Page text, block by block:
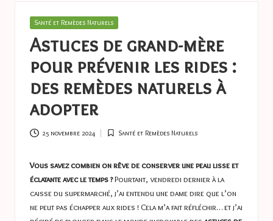
o
n
n
e
s
a
s
t
u
c
Posted
Santé et Remèdes Naturels
Astuces de grand-mère
pour prévenir les rides :
des remèdes naturels à
adopter
25 novembre 2024
Posted
Santé et Remèdes Naturels
Vous savez combien on rêve de conserver une peau lisse et
éclatante avec le temps ?Pourtant, vendredi dernier à la
caisse du supermarché, j’ai entendu une dame dire que l’on
ne peut pas échapper aux rides ! Cela m’a fait réfléchir… et j’ai